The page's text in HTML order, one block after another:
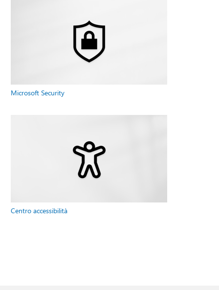
Microsoft Security
Centro accessibilità